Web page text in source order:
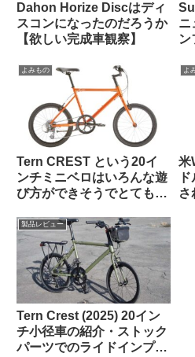
Dahon Horize Discはディ
スコンになったのだろうか
【欲しい完成車観察】
ニ
ン
よみもの
Tern CREST という20イ
ンチミニベロはいろんな遊
び方ができそうでとても気
察】
よ
米
さ
製品レビュー
Tern Crest (2025) 20イン
チ小径車の紹介・ストック
パーツでのライドインプレ